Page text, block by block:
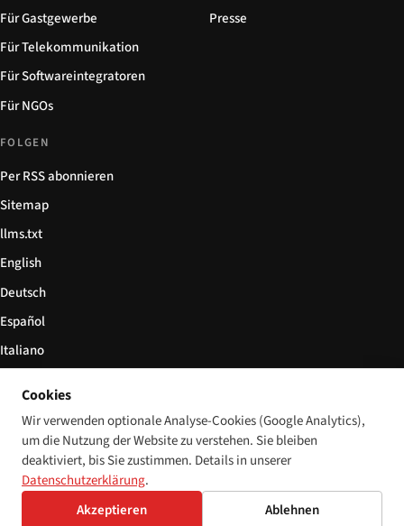
Für Gastgewerbe
Für Telekommunikation
Für Softwareintegratoren
Für NGOs
Presse
FOLGEN
Per RSS abonnieren
Sitemap
llms.txt
English
Deutsch
Español
Italiano
© 2026 Disability World. Alle Rechte vorbehalten. Cookie-Einstellungen
EnglishDeutschEspañol 简体中文Polski
Cookies
Wir verwenden optionale Analyse-Cookies (Google Analytics),
um die Nutzung der Website zu verstehen. Sie bleiben
deaktiviert, bis Sie zustimmen. Details in unserer
Datenschutzerklärung.
Akzeptieren
Ablehnen